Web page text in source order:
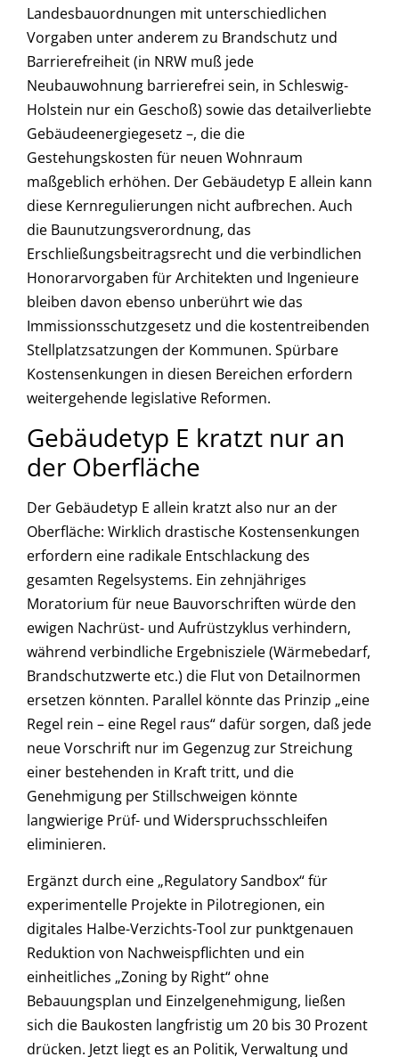
Landesbauordnungen mit unterschiedlichen
Vorgaben unter anderem zu Brandschutz und
Barrierefreiheit (in NRW muß jede
Neubauwohnung barrierefrei sein, in Schleswig-
Holstein nur ein Geschoß) sowie das detailverliebte
Gebäudeenergiegesetz –, die die
Gestehungskosten für neuen Wohnraum
maßgeblich erhöhen. Der Gebäudetyp E allein kann
diese Kernregulierungen nicht aufbrechen. Auch
die Baunutzungsverordnung, das
Erschließungsbeitragsrecht und die verbindlichen
Honorarvorgaben für Architekten und Ingenieure
bleiben davon ebenso unberührt wie das
Immissionsschutzgesetz und die kostentreibenden
Stellplatzsatzungen der Kommunen. Spürbare
Kostensenkungen in diesen Bereichen erfordern
weitergehende legislative Reformen.
Gebäudetyp E kratzt nur an
der Oberfläche
Der Gebäudetyp E allein kratzt also nur an der
Oberfläche: Wirklich drastische Kostensenkungen
erfordern eine radikale Entschlackung des
gesamten Regelsystems. Ein zehnjähriges
Moratorium für neue Bauvorschriften würde den
ewigen Nachrüst- und Aufrüstzyklus verhindern,
während verbindliche Ergebnisziele (Wärmebedarf,
Brandschutzwerte etc.) die Flut von Detailnormen
ersetzen könnten. Parallel könnte das Prinzip „eine
Regel rein – eine Regel raus“ dafür sorgen, daß jede
neue Vorschrift nur im Gegenzug zur Streichung
einer bestehenden in Kraft tritt, und die
Genehmigung per Stillschweigen könnte
langwierige Prüf- und Widerspruchsschleifen
eliminieren.
Ergänzt durch eine „Regulatory Sandbox“ für
experimentelle Projekte in Pilotregionen, ein
digitales Halbe-Verzichts-Tool zur punktgenauen
Reduktion von Nachweispflichten und ein
einheitliches „Zoning by Right“ ohne
Bebauungsplan und Einzelgenehmigung, ließen
sich die Baukosten langfristig um 20 bis 30 Prozent
drücken. Jetzt liegt es an Politik, Verwaltung und